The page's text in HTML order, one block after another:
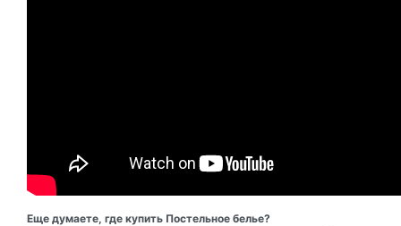
Еще думаете, где купить Постельное белье?